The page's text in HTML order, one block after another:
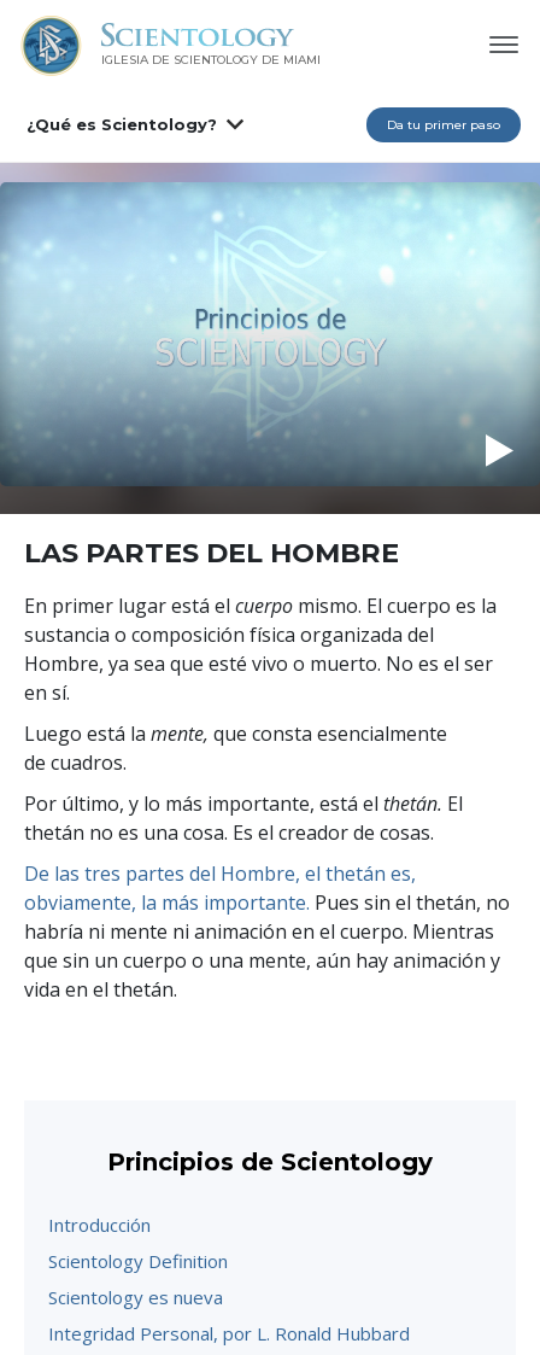
IGLESIA DE SCIENTOLOGY DE MIAMI
¿Qué es Scientology? Da tu primer paso
LAS PARTES DEL HOMBRE
En primer lugar está el cuerpo mismo. El cuerpo es la
sustancia o composición física organizada del
Hombre, ya sea que esté vivo o muerto. No es el ser
en sí.
Luego está la mente, que consta esencialmente
de cuadros.
Por último, y lo más importante, está el thetán. El
thetán no es una cosa. Es el creador de cosas.
De las tres partes del Hombre, el thetán es,
obviamente, la más importante. Pues sin el thetán, no
habría ni mente ni animación en el cuerpo. Mientras
que sin un cuerpo o una mente, aún hay animación y
vida en el thetán.
Principios de Scientology
Introducción
Scientology Definition
Scientology es nueva
Integridad Personal, por L. Ronald Hubbard